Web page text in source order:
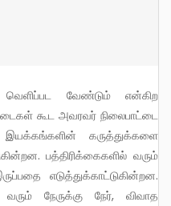
கூட அவரவர் நிலைபாட்டை
கருத்துக்களை
பத்திரிக்கைகளில் வரும்
எடுத்துக்காட்டுகின்றன.
நேருக்கு நேர், விவாத